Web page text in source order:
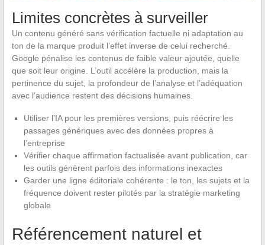
Limites concrètes à surveiller
Un contenu généré sans vérification factuelle ni adaptation au
ton de la marque produit l’effet inverse de celui recherché.
Google pénalise les contenus de faible valeur ajoutée, quelle
que soit leur origine. L’outil accélère la production, mais la
pertinence du sujet, la profondeur de l’analyse et l’adéquation
avec l’audience restent des décisions humaines.
Utiliser l’IA pour les premières versions, puis réécrire les
passages génériques avec des données propres à
l’entreprise
Vérifier chaque affirmation factualisée avant publication, car
les outils génèrent parfois des informations inexactes
Garder une ligne éditoriale cohérente : le ton, les sujets et la
fréquence doivent rester pilotés par la stratégie marketing
globale
Référencement naturel et